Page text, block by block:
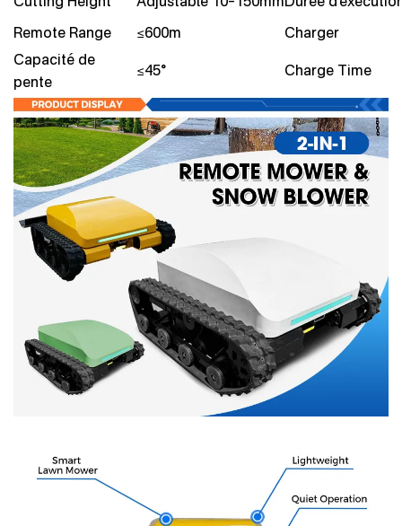
Remote Range
≤600m
Charger
Capacité de
pente
≤45° Charge Time